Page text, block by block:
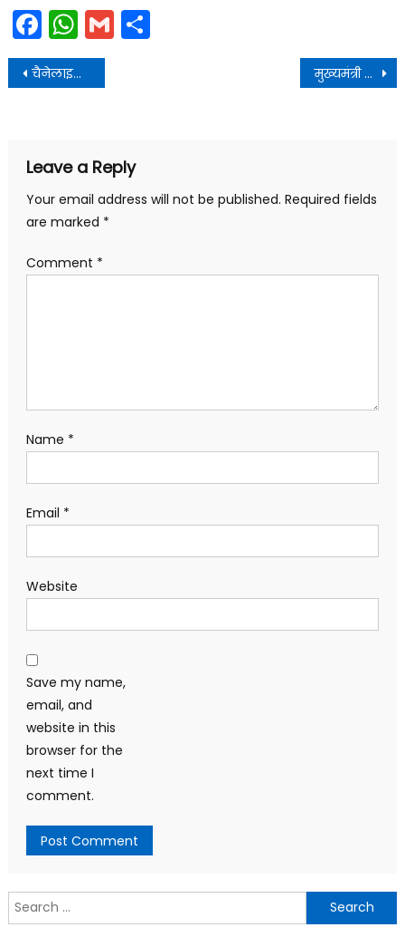
Facebook
WhatsApp
Gmail
Post
navigation
चैनेलाइजेशन के लिए समुचित कदम उठाने के निर्देश दिए मुख्यमंत्री ने थाईलैंड को एशियन ओपन शॉर्ट ट्रैक स्पीड स्केटिंग चैंपियनशिप ट्रॉफी प्रदान की
Leave a Reply
Your email address will not be published. Required fields
are marked *
Comment *
Name *
Email *
Website
Save my name,
email, and
website in this
browser for the
next time I
comment.
Search
for: